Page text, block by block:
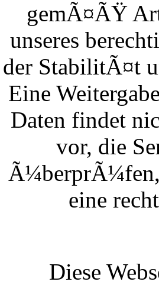
gemÃ¤ÃŸ
unseres
der StabilitÃ¤t
Eine
Daten findet
vor, die
Ã¼berprÃ¼fen,
eine
Diese